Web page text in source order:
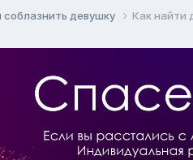
соблазнить девушку Как найти